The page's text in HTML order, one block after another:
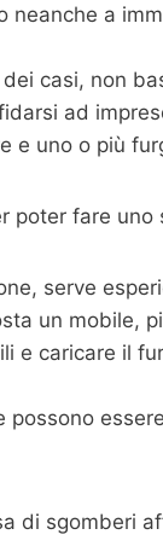
neanche a
casi, non
ad
e uno o più
poter fare
serve
un mobile,
e caricare il
possono
di sgomberi